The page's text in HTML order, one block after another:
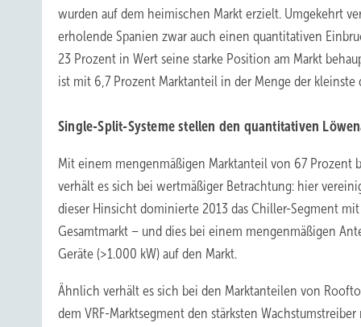
wurden auf dem heimischen Markt erzielt. Umgekehrt
erholende Spanien zwar auch einen quantitativen
23 Prozent in Wert seine starke Position am Markt
ist mit 6,7 Prozent Marktanteil in der Menge der kleinste
Single-Split-Systeme stellen den quantitativen
Mit einem mengenmäßigen Marktanteil von 67 Prozent
verhält es sich bei wertmäßiger Betrachtung: hier
dieser Hinsicht dominierte 2013 das Chiller-Segment
Gesamtmarkt – und dies bei einem mengenmäßigen
Geräte (>1.000 kW) auf den Markt.
Ähnlich verhält es sich bei den Marktanteilen von
dem VRF-Marktsegment den stärksten